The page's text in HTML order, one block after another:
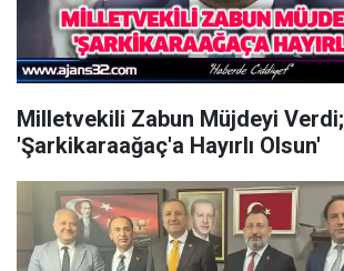
Milletvekili Zabun Müjdeyi Verdi;
'Şarkikaraağaç'a Hayırlı Olsun'